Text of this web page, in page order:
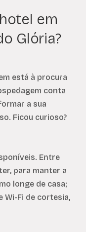
em
Glória?
está à procura
conta
a sua
Ficou curioso?
Entre
para manter a
longe de casa;
Wi-Fi de cortesia,